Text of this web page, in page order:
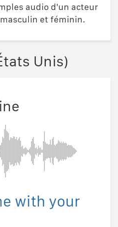
audio d'un acteur
et féminin.
Unis)
with your